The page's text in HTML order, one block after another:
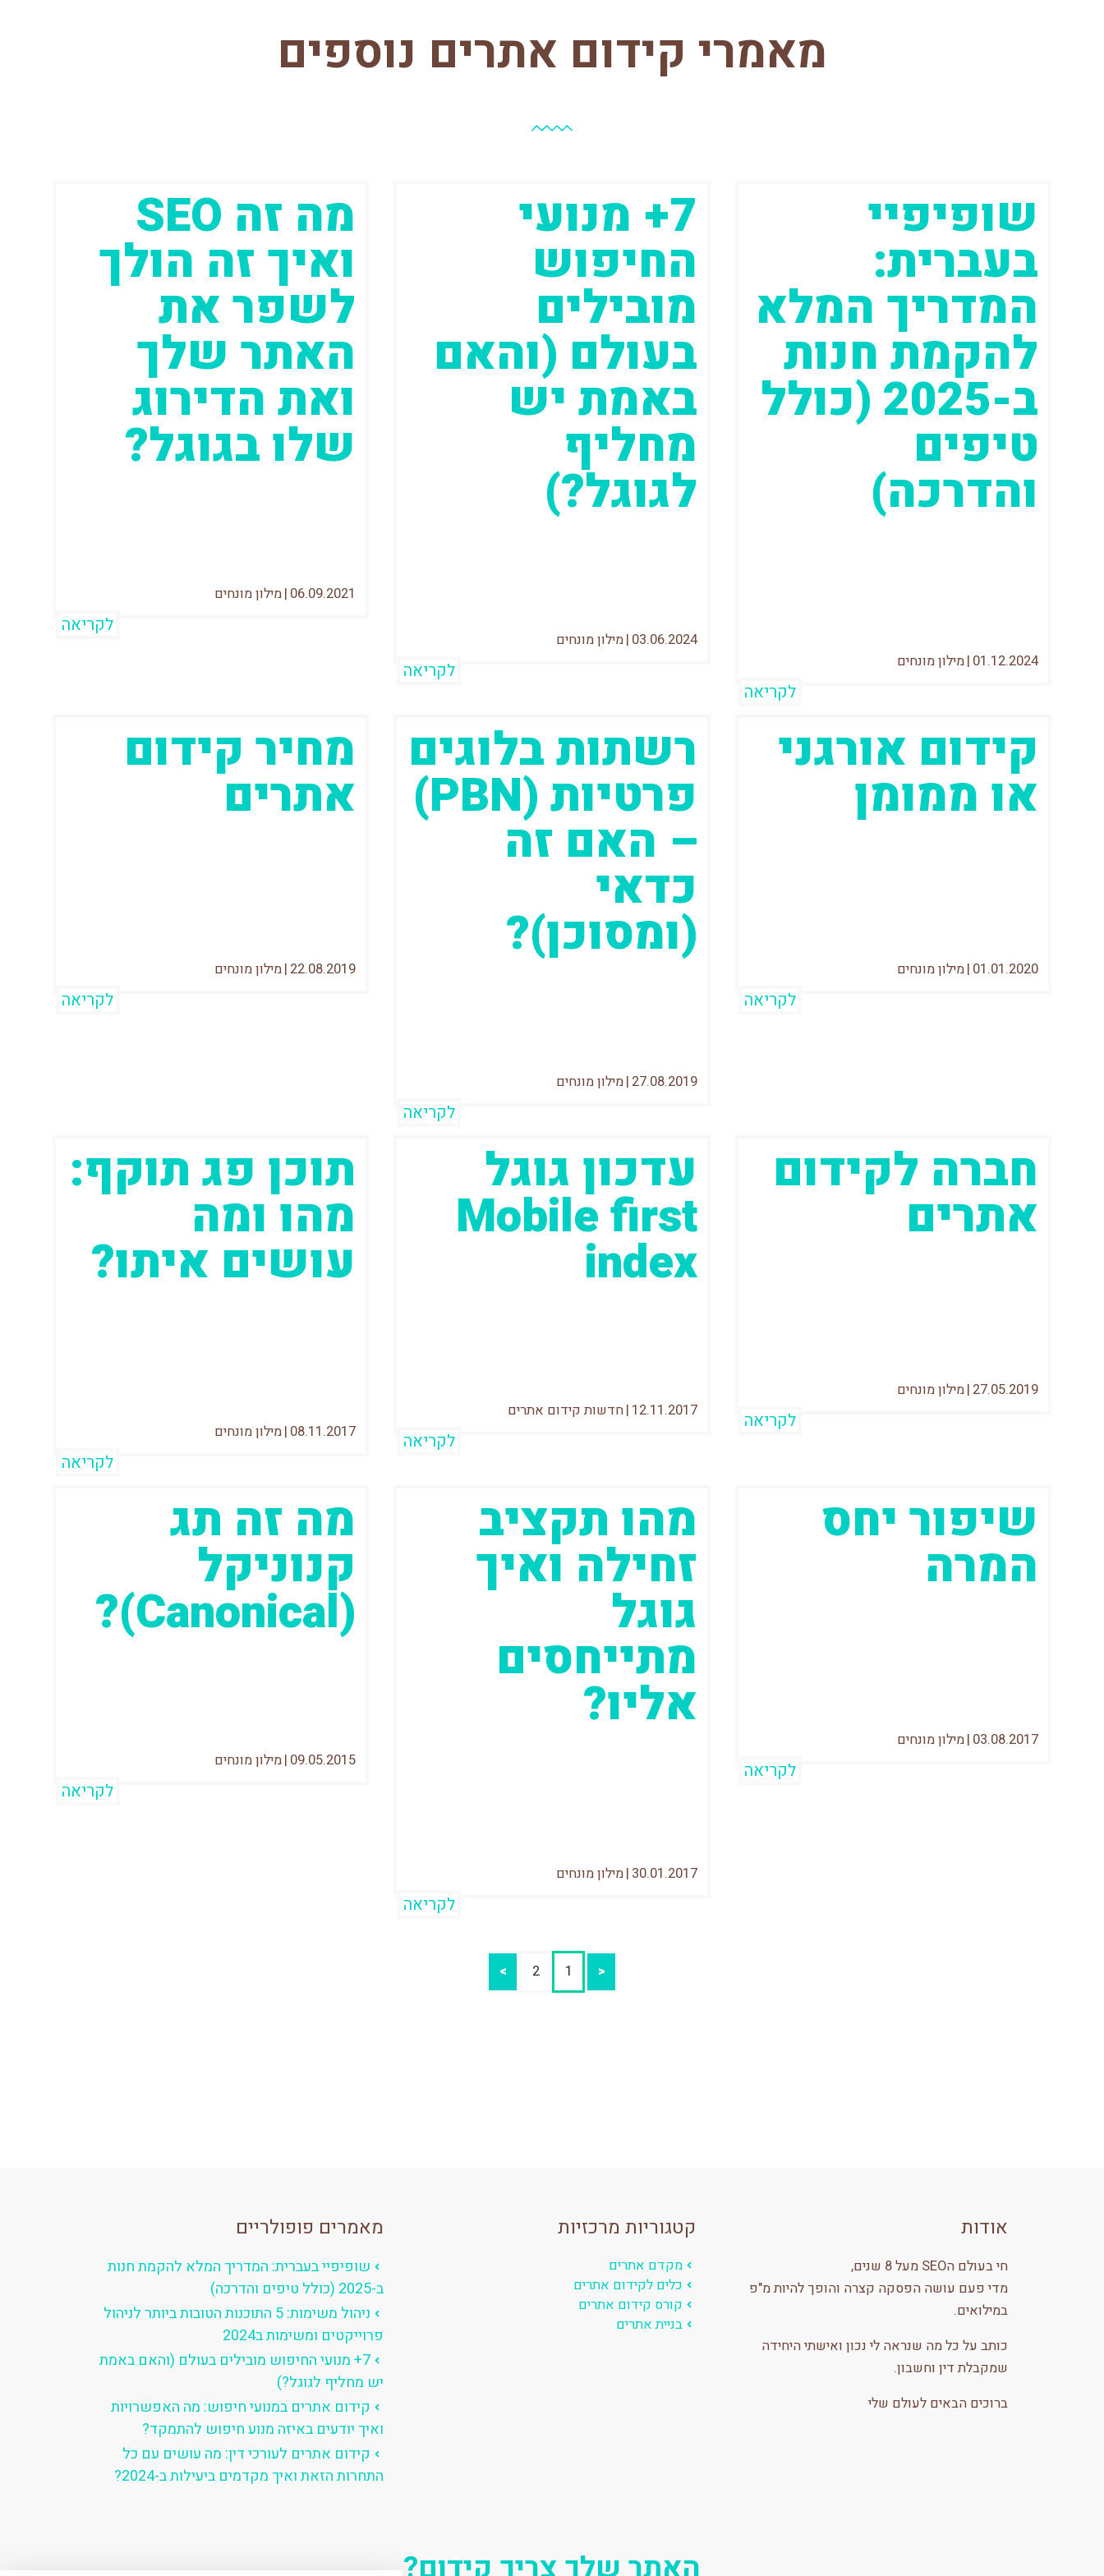
מאמרי קידום אתרים נוספים
שופיפיי
בעברית:
המדריך המלא
להקמת חנות
ב-2025 (כולל
טיפים
והדרכה)
01.12.2024
|מילון מונחים
לקריאה
7+ מנועי
החיפוש
מובילים
בעולם (והאם
באמת יש
מחליף
לגוגל?)
03.06.2024
|מילון מונחים
לקריאה
מה זה SEO
ואיך זה הולך
לשפר את
האתר שלך
ואת הדירוג
שלו בגוגל?
06.09.2021
|מילון מונחים
לקריאה
קידום אורגני
או ממומן
01.01.2020
|מילון מונחים
לקריאה
רשתות בלוגים
פרטיות (PBN)
– האם זה
כדאי
(ומסוכן)?
27.08.2019
|מילון מונחים
לקריאה
מחיר קידום
אתרים
22.08.2019
|מילון מונחים
לקריאה
חברה לקידום
אתרים
27.05.2019
|מילון מונחים
לקריאה
עדכון גוגל
Mobile first
index
12.11.2017
|חדשות קידום אתרים
לקריאה
תוכן פג תוקף:
מהו ומה
עושים איתו?
08.11.2017
|מילון מונחים
לקריאה
שיפור יחס
המרה
03.08.2017
|מילון מונחים
לקריאה
מהו תקציב
זחילה ואיך
גוגל
מתייחסים
אליו?
30.01.2017
|מילון מונחים
לקריאה
מה זה תג
קנוניקל
(Canonical)?
09.05.2015
|מילון מונחים
לקריאה
<
עמוד
1
עמוד
2
>
אודות
חי בעולם הSEO מעל 8 שנים,
מדי פעם עושה הפסקה קצרה והופך להיות מ"פ
במילואים.
כותב על כל מה שנראה לי נכון ואישתי היחידה
שמקבלת דין וחשבון.
ברוכים הבאים לעולם שלי
קטגוריות מרכזיות
מקדם אתרים
כלים לקידום אתרים
קורס קידום אתרים
בניית אתרים
מאמרים פופולריים
שופיפיי בעברית: המדריך המלא להקמת חנות
ב-2025 (כולל טיפים והדרכה)
ניהול משימות: 5 התוכנות הטובות ביותר לניהול
פרוייקטים ומשימות ב2024
7+ מנועי החיפוש מובילים בעולם (והאם באמת
יש מחליף לגוגל?)
קידום אתרים במנועי חיפוש: מה האפשרויות
ואיך יודעים באיזה מנוע חיפוש להתמקד?
קידום אתרים לעורכי דין: מה עושים עם כל
התחרות הזאת ואיך מקדמים ביעילות ב-2024?